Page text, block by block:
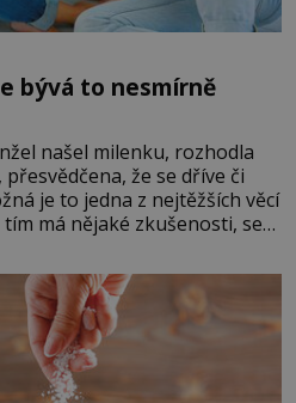
bývá to nesmírně
našel milenku, rozhodla
že se dříve či
je to jedna z nejtěžších věcí
má nějaké zkušenosti, se
si manžel pořídil milenku,